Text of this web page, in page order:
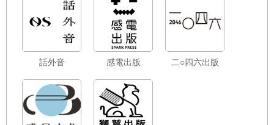
話外音 感電出版 二○四六出版